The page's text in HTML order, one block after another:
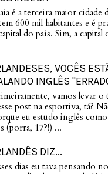
é a terceira maior cidade
600 mil habitantes e é
do país. Sim, a capital
VOCÊS
INGLÊS
vamos levar
post na esportiva, tá?
eu estudo inglês
(porra, 17?!) ...
DIZ...
dias eu tava pensando